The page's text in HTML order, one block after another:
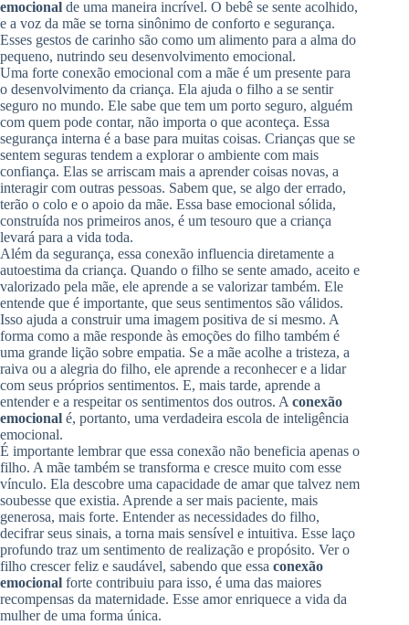
emocional de uma maneira incrível. O bebê se sente acolhido,
e a voz da mãe se torna sinônimo de conforto e segurança.
Esses gestos de carinho são como um alimento para a alma do
pequeno, nutrindo seu desenvolvimento emocional.
Uma forte conexão emocional com a mãe é um presente para
o desenvolvimento da criança. Ela ajuda o filho a se sentir
seguro no mundo. Ele sabe que tem um porto seguro, alguém
com quem pode contar, não importa o que aconteça. Essa
segurança interna é a base para muitas coisas. Crianças que se
sentem seguras tendem a explorar o ambiente com mais
confiança. Elas se arriscam mais a aprender coisas novas, a
interagir com outras pessoas. Sabem que, se algo der errado,
terão o colo e o apoio da mãe. Essa base emocional sólida,
construída nos primeiros anos, é um tesouro que a criança
levará para a vida toda.
Além da segurança, essa conexão influencia diretamente a
autoestima da criança. Quando o filho se sente amado, aceito e
valorizado pela mãe, ele aprende a se valorizar também. Ele
entende que é importante, que seus sentimentos são válidos.
Isso ajuda a construir uma imagem positiva de si mesmo. A
forma como a mãe responde às emoções do filho também é
uma grande lição sobre empatia. Se a mãe acolhe a tristeza, a
raiva ou a alegria do filho, ele aprende a reconhecer e a lidar
com seus próprios sentimentos. E, mais tarde, aprende a
entender e a respeitar os sentimentos dos outros. A conexão
emocional é, portanto, uma verdadeira escola de inteligência
emocional.
É importante lembrar que essa conexão não beneficia apenas o
filho. A mãe também se transforma e cresce muito com esse
vínculo. Ela descobre uma capacidade de amar que talvez nem
soubesse que existia. Aprende a ser mais paciente, mais
generosa, mais forte. Entender as necessidades do filho,
decifrar seus sinais, a torna mais sensível e intuitiva. Esse laço
profundo traz um sentimento de realização e propósito. Ver o
filho crescer feliz e saudável, sabendo que essa conexão
emocional forte contribuiu para isso, é uma das maiores
recompensas da maternidade. Esse amor enriquece a vida da
mulher de uma forma única.